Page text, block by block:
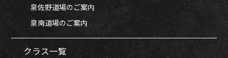
泉佐野道場のご案内
泉南道場のご案内
クラス一覧